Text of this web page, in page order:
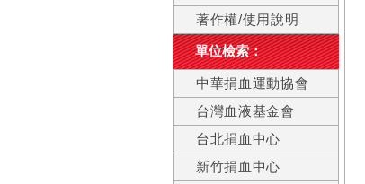
著作權/使用說明
單位檢索：
中華捐血運動協會
台灣血液基金會
台北捐血中心
新竹捐血中心